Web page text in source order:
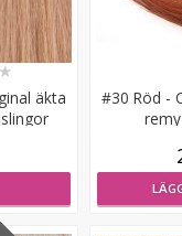
LÄGG I VARUKORG
äkta
★
#30 Röd -